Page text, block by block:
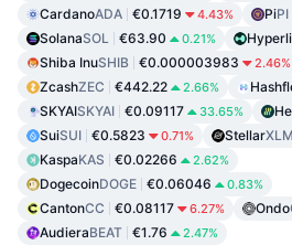
CardanoADA €0.1719 4.43% PiPI
SolanaSOL €63.90 0.21%
Shiba InuSHIB €0.000003983 2.46%
ZcashZEC €442.22 2.66%
SKYAISKYAI €0.09117 33.65%
SuiSUI €0.5823 0.71% StellarXLM
KaspaKAS €0.02266 2.62%
DogecoinDOGE €0.06046 0.83%
CantonCC €0.08117 6.27% Ondo
AudieraBEAT €1.76 2.47%